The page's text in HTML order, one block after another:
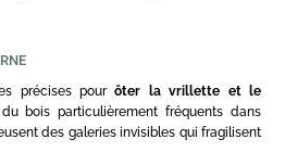
précises pourôter la vrillette et le
du bois particulièrement fréquents dans
des galeries invisibles qui fragilisent